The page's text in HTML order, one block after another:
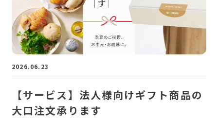
2026.06.23
【サービス】法人様向けギフト商品の
大口注文承ります